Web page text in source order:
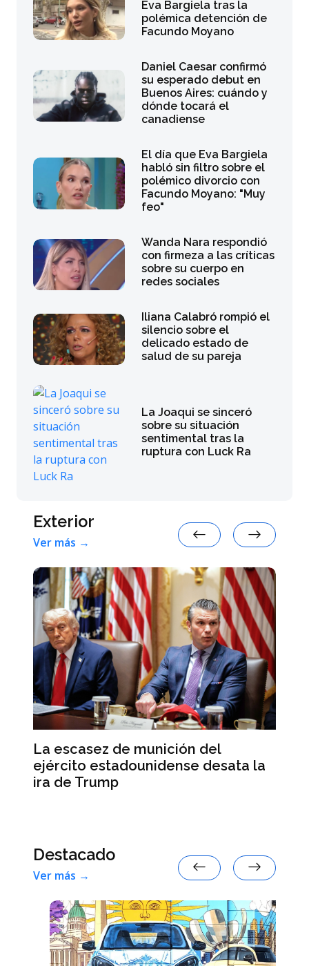
Eva Bargiela tras la
polémica detención de
Facundo Moyano
Daniel Caesar confirmó
su esperado debut en
Buenos Aires: cuándo y
dónde tocará el
canadiense
El día que Eva Bargiela
habló sin filtro sobre el
polémico divorcio con
Facundo Moyano: "Muy
feo"
Wanda Nara respondió
con firmeza a las críticas
sobre su cuerpo en
redes sociales
Iliana Calabró rompió el
silencio sobre el
delicado estado de
salud de su pareja
La Joaqui se sinceró
sobre su situación
sentimental tras la
ruptura con Luck Ra
Exterior
Ver más →
La escasez de munición del
ejército estadounidense desata la
ira de Trump
Destacado
Ver más →